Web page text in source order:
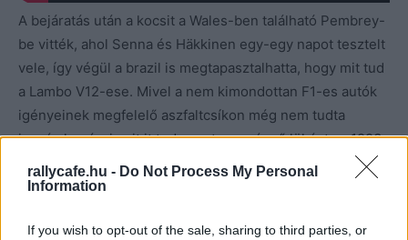
rallycafe.hu - Do Not Process My Personal
Information
If you wish to opt-out of the sale, sharing to third parties, or
A bejáratás után a kocsit a Wales-ben található Pembrey-
be vitték, ahol Senna és Häkkinen egy-egy napot tesztelt
vele, így végül a brazil is megtapasztalhatta, hogy mit tud
a Lambo V12-ese. Mivel a nem kimondottan F1-es autók
igényeinek megfelelő aszfaltcsíkon még nem tudta
igazán lemérni, mit it tud a motor, a végső lökést az 1993.
szeptember 20-án, Estorilban rendezett nyilvános teszt
adta meg, ahol Senna végérvényesen kimondta az